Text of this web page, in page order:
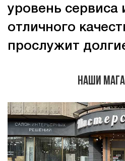
уровень сервиса
отличного
прослужит
Наши